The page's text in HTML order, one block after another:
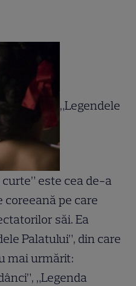
„Legendele
este cea de-a
coreeană pe care
săi. Ea
Palatului”, din care
mai urmărit:
„Legenda